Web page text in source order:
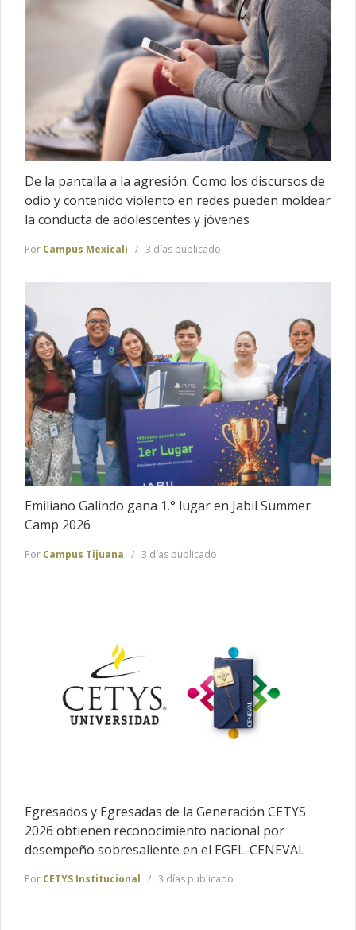
De la pantalla a la agresión: Como los discursos de
odio y contenido violento en redes pueden moldear
la conducta de adolescentes y jóvenes
Por Campus Mexicali 3 días publicado
Emiliano Galindo gana 1.° lugar en Jabil Summer
Camp 2026
Por Campus Tijuana 3 días publicado
Egresados y Egresadas de la Generación CETYS
2026 obtienen reconocimiento nacional por
desempeño sobresaliente en el EGEL-CENEVAL
Por CETYS Institucional 3 días publicado